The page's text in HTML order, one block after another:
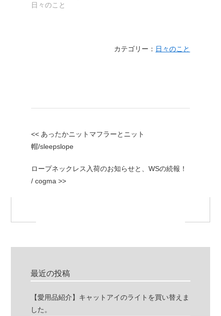
日々のこと
カテゴリー： 日々のこと
<< あったかニットマフラーとニット
帽/sleepslope
ロープネックレス入荷のお知らせと、WSの続報！
/ cogma >>
最近の投稿
【愛用品紹介】キャットアイのライトを買い替えま
した。